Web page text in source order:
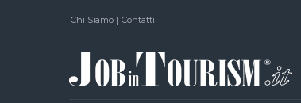
Chi Siamo | Contatti